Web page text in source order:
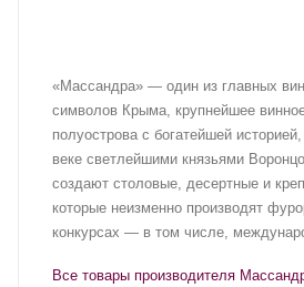
«Массандра» — один из главных
символов Крыма, крупнейшее
полуострова с богатейшей
веке светлейшими князьями
создают столовые, десертные и
которые неизменно производят
конкурсах — в том числе,
Все товары производителя